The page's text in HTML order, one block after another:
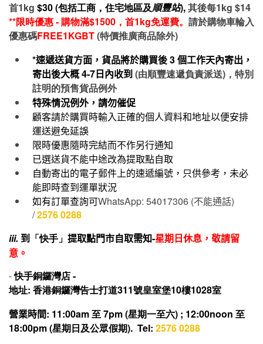
首1kg $30 (包括工商，住宅地區及順豐站),其後每1kg $14
**限時優惠 - 購物滿$1500，首1kg免運費。 請於購物車輪入
優惠碼FREE1KGBT(特價推廣商品除外)
*速遞送貨方面，貨品將於購買後3個工作天內寄出，
寄出後大概4-7日內收到(由順豐速遞負責派送)，特別
註明的預售貨品例外
特殊情況例外，請勿催促
顧客請於購買時輸入正確的個人資料和地址以便安排
運送避免延誤
限時優惠隨時完結而不作另行通知
已選送貨不能中途改為提取點自取
自動寄出的電子郵件上的速遞編號，只供參考，未必
能即時查到運單狀況
如有訂單查詢可WhatsApp: 54017306 (不能通話)
/2576 0288
iii. 到 「快手」 提取點門市自取需知-星期日休息，敬請留
意。
-快手銅鑼灣店 -
地址: 香港銅鑼灣告士打道311號皇室堡10樓1028室
營業時間: 11:00am 至 7pm (星期一至六) ; 12:00noon 至
18:00pm (星期日及公眾假期). Tel: 2576 0288